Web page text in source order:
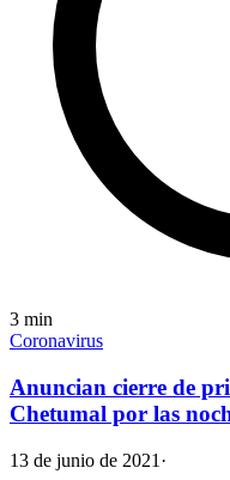
3 min
Coronavirus
Anuncian cierre de
Chetumal por las
13 de junio de 2021 ·